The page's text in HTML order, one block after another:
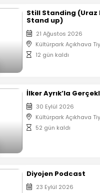
Still Standing (Uraz
Stand up)
21 Ağustos 2026
Kültürpark Açıkhava
12 gün kaldı
İlker Ayrık’la
30 Eylül 2026
Kültürpark Açıkhava
52 gün kaldı
Diyojen Podcast
23 Eylül 2026